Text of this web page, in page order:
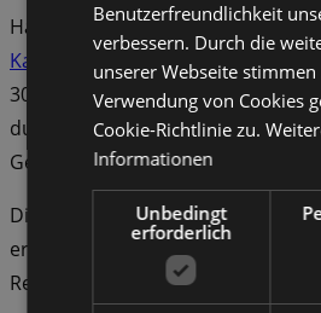
Hakt Eure durchgeführten
Kalender
ab und sendet den
30. November an
durchgeführte Challenges
Gewinnspiel. Die Teilnahme
Die Challengestartet am 1.
erst einige Tage zu spät davon
Registrierung auch im Nachgang
Benutzerfreundlichkeit
verbessern. Durch die
unserer Webseite stimmen
Verwendung von Cookies
Cookie-Richtlinie zu.
Informationen
Unbedingt
erforderlich